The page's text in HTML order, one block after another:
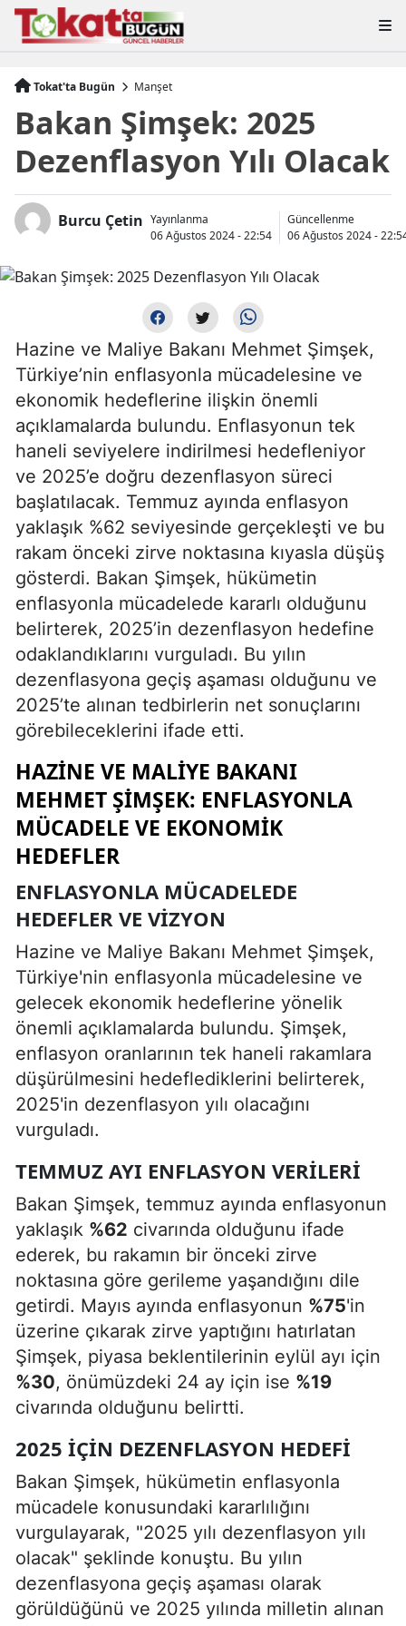
Tokat'ta Bugün Manşet
Bakan Şimşek: 2025
Dezenflasyon Yılı Olacak
Burcu Çetin Yayınlanma
06 Ağustos 2024 - 22:54
Güncellenme
06 Ağustos 2024 -
Hazine ve Maliye Bakanı Mehmet Şimşek,
Türkiye’nin enflasyonla mücadelesine ve
ekonomik hedeflerine ilişkin önemli
açıklamalarda bulundu. Enflasyonun tek
haneli seviyelere indirilmesi hedefleniyor
ve 2025’e doğru dezenflasyon süreci
başlatılacak. Temmuz ayında enflasyon
yaklaşık %62 seviyesinde gerçekleşti ve bu
rakam önceki zirve noktasına kıyasla düşüş
gösterdi. Bakan Şimşek, hükümetin
enflasyonla mücadelede kararlı olduğunu
belirterek, 2025’in dezenflasyon hedefine
odaklandıklarını vurguladı. Bu yılın
dezenflasyona geçiş aşaması olduğunu ve
2025’te alınan tedbirlerin net sonuçlarını
görebileceklerini ifade etti.
HAZINE VE MALIYE BAKANI
MEHMET ŞIMŞEK: ENFLASYONLA
MÜCADELE VE EKONOMIK
HEDEFLER
ENFLASYONLA MÜCADELEDE
HEDEFLER VE VIZYON
Hazine ve Maliye Bakanı Mehmet Şimşek,
Türkiye'nin enflasyonla mücadelesine ve
gelecek ekonomik hedeflerine yönelik
önemli açıklamalarda bulundu. Şimşek,
enflasyon oranlarının tek haneli rakamlara
düşürülmesini hedeflediklerini belirterek,
2025'in dezenflasyon yılı olacağını
vurguladı.
TEMMUZ AYI ENFLASYON VERILERI
Bakan Şimşek, temmuz ayında enflasyonun
yaklaşık %62 civarında olduğunu ifade
ederek, bu rakamın bir önceki zirve
noktasına göre gerileme yaşandığını dile
getirdi. Mayıs ayında enflasyonun %75'in
üzerine çıkarak zirve yaptığını hatırlatan
Şimşek, piyasa beklentilerinin eylül ayı için
%30, önümüzdeki 24 ay için ise %19
civarında olduğunu belirtti.
2025 İÇIN DEZENFLASYON HEDEFI
Bakan Şimşek, hükümetin enflasyonla
mücadele konusundaki kararlılığını
vurgulayarak, "2025 yılı dezenflasyon yılı
olacak" şeklinde konuştu. Bu yılın
dezenflasyona geçiş aşaması olarak
görüldüğünü ve 2025 yılında milletin alınan